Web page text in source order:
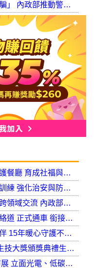
「從災害到詐騙」 內政部推動警大轉型強化災防與偵查能力
高架橋下的庇護餐廳 育成社福與建築師共創都市再生典範，打造最美的庇護工場
淡水守望相助訓練 強化治安與防衛韌性
智慧節能技術跨領域交流 內政部攜手產官學加速建築淨零轉型
臺南北外環聯絡道 正式通車 銜接樹谷園區 完善南科聯外路網
替代役役路相伴 15年暖心守護不停歇，攜手走出溫暖與希望
亞太BIO健康生技大獎頒獎典禮生技健康產業榮耀盛會
2026淨零城市展 立面光電、低碳社宅齊登場 內政部攜手產業走入生活場域 共築2050淨零願景